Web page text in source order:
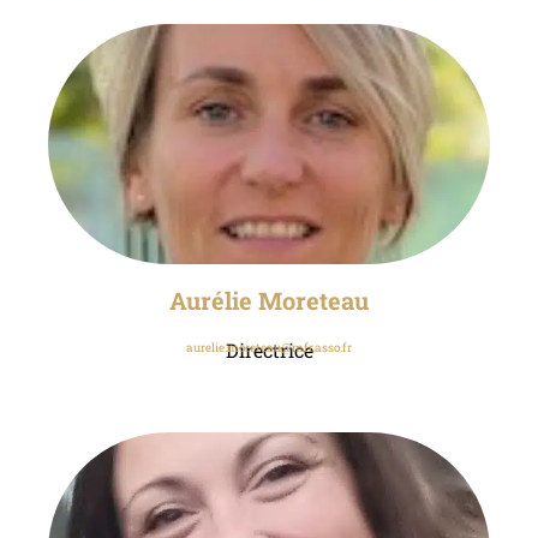
Aurélie Moreteau
Directrice
aurelie.moreteau@mfr.asso.fr